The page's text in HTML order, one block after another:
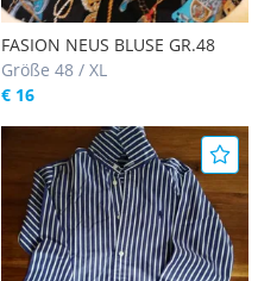
FASION NEUS BLUSE GR.48
Größe 48 / XL
€ 16